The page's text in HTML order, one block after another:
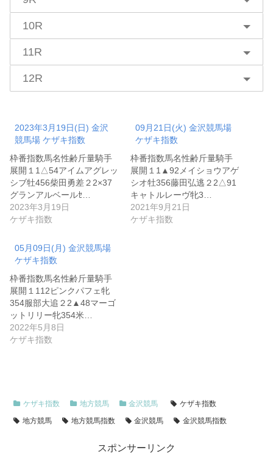
10R
11R
12R
2023年3月19日(日) 金沢
競馬場 ケザキ指数
枠番指数馬名性齢斤量騎手
展開１1△54アイムアグレッ
シブ牡456柴田勇差２2×37
グランアルベールｾ…
2023年3月19日
ケザキ指数
09月21日(火) 金沢競馬場
ケザキ指数
枠番指数馬名性齢斤量騎手
展開１1▲92メイショウアゲ
シオ牡356藤田弘逃２2△91
キャトルレーヴ牝3…
2021年9月21日
ケザキ指数
05月09日(月) 金沢競馬場
ケザキ指数
枠番指数馬名性齢斤量騎手
展開１112ピンクパフェ牝
354服部大追２2▲48マーゴ
ットリリー牝354米…
2022年5月8日
ケザキ指数
ケザキ指数 地方競馬 金沢競馬
ケザキ指数
地方競馬
地方競馬指数 金沢競馬 金沢競馬指数
スポンサーリンク